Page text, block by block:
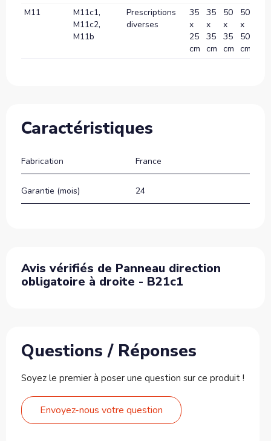
M11
M11c1,
M11c2,
M11b
Prescriptions
diverses
35
x
25
cm
35
x
35
cm
50
x
35
cm
50
x
50
cm
Caractéristiques
Fabrication France
Garantie (mois) 24
Avis vérifiés de Panneau direction
obligatoire à droite - B21c1
Questions / Réponses
Soyez le premier à poser une question sur ce produit !
Envoyez-nous votre question